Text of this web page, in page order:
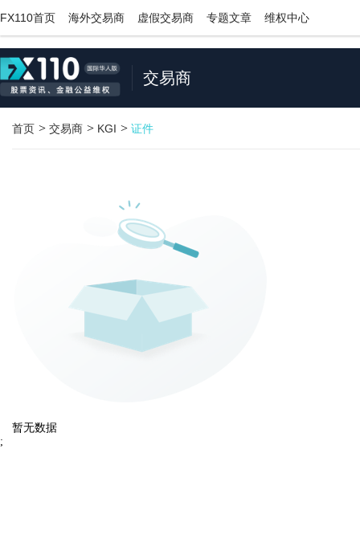
FX110首页 海外交易商 虚假交易商 专题文章 维权中心
交易商
首页 > 交易商 > KGI > 证件
暂无数据
;